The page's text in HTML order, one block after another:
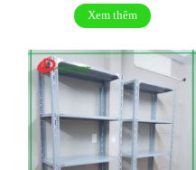
Xem thêm